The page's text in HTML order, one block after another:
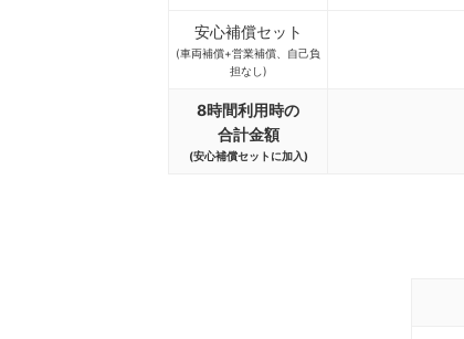
安心補償セット
(車両補償+営業補償、自己負
担なし)
8時間利用時の
合計金額
(安心補償セットに加入)